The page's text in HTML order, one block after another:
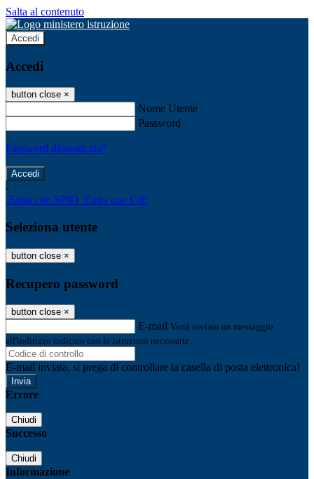
Salta al contenuto
Accedi
Accedi
button close ×
Nome Utente
Password
Password dimenticata?
-
Entra con SPID Entra con CIE
Seleziona utente
button close ×
Recupero password
button close ×
E-mail Verrà inviato un messaggio
all'indirizzo indicato con le istruzioni necessarie.
E-mail inviata, si prega di controllare la casella di posta elettronica!
Errore
Chiudi
Successo
Chiudi
Informazione